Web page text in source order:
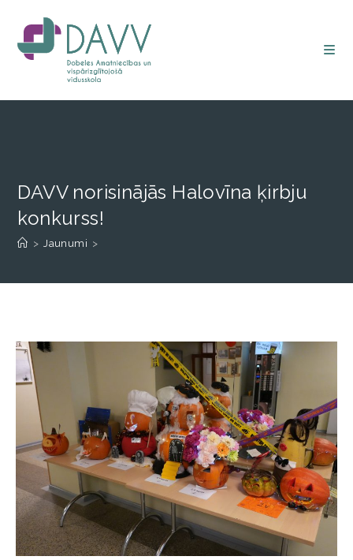
DAVV norisinājās Halovīna ķirbju
konkurss!
> Jaunumi >